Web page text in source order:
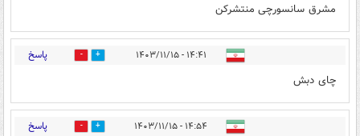
مشرق سانسورچی منتشرکن
۱۴:۴۱ - ۱۴۰۳/۱۱/۱۵ 0 پاسخ
چای دبش
۱۴:۵۴ - ۱۴۰۳/۱۱/۱۵ 0 پاسخ